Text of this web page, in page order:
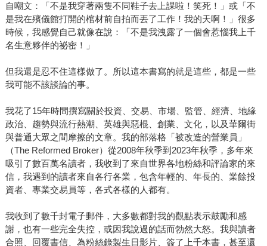
自嘲文：「不是我穿著兩隻不同鞋子去上課啦！笑死！」或「不
是我在殯儀館打開的棺材前自拍而丟了工作！我的天啊！」很多
時候，我感覺自己就像在說：「不是我洩露了一個會惹惱我上千
名生意夥伴的祕密！」
但我還是忍不住這樣做了。所以這本書寫的就是這些，都是一些
我可能不該談論的事。
我花了15年時間撰寫關於投資、交易、市場、監管、經濟、地緣
政治、趨勢與流行熱潮、英雄與惡棍、創業、文化，以及華爾街
與普通大眾之間摩擦的文章。我的部落格「被改造的營業員」
（The Reformed Broker）從2008年秋季到2023年秋季，多年來
吸引了數百萬名讀者，我收到了來自世界各地粉絲和評論家的來
信，我遇到的讀者來自各行各業，包含年輕的、年長的、業餘投
資者、專業交易員等，各式各樣的人都有。
我收到了數千封電子郵件，大多數都對我的觀點表示鼓勵和感
謝，也有一些完全失控，或因我說過的話而勃然大怒。我與讀者
合照、回覆書信、為粉絲錄製生日影片、簽了上千本書，甚至還